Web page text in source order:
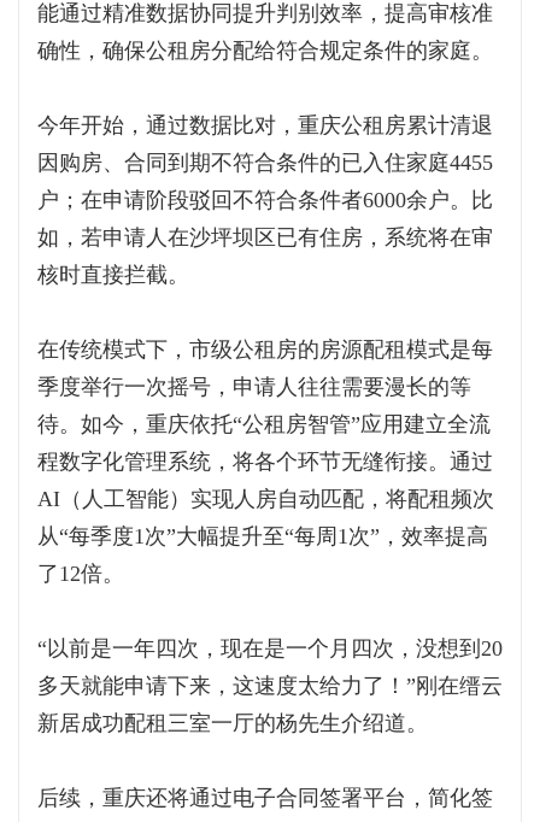
能通过精准数据协同提升判别效率，提高审核准
确性，确保公租房分配给符合规定条件的家庭。
今年开始，通过数据比对，重庆公租房累计清退
因购房、合同到期不符合条件的已入住家庭4455
户；在申请阶段驳回不符合条件者6000余户。比
如，若申请人在沙坪坝区已有住房，系统将在审
核时直接拦截。
在传统模式下，市级公租房的房源配租模式是每
季度举行一次摇号，申请人往往需要漫长的等
待。如今，重庆依托“公租房智管”应用建立全流
程数字化管理系统，将各个环节无缝衔接。通过
AI（人工智能）实现人房自动匹配，将配租频次
从“每季度1次”大幅提升至“每周1次”，效率提高
了12倍。
“以前是一年四次，现在是一个月四次，没想到20
多天就能申请下来，这速度太给力了！”刚在缙云
新居成功配租三室一厅的杨先生介绍道。
后续，重庆还将通过电子合同签署平台，简化签